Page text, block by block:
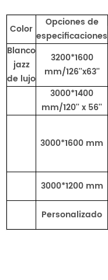
Color
Opciones de
especificaciones
Blanco
jazz
de lujo
3200*1600
mm/126''x63''
3000*1400
mm/120'' x 56''
3000*1600 mm
3000*1200 mm
Personalizado